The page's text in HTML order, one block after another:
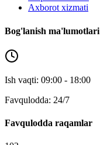
Axborot xizmati
Bog'lanish ma'lumotlari
Ish vaqti: 09:00 - 18:00
Favqulodda: 24/7
Favqulodda raqamlar